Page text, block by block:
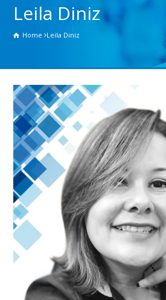
Leila Diniz
Home Leila Diniz